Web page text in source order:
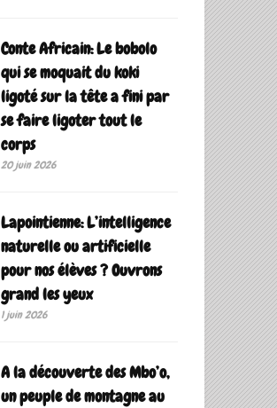
Conte Africain: Le bobolo
qui se moquait du koki
ligoté sur la tête a fini par
se faire ligoter tout le
corps
20 juin 2026
Lapointienne: L’intelligence
naturelle ou artificielle
pour nos élèves ? Ouvrons
grand les yeux
1 juin 2026
A la découverte des Mbo’o,
un peuple de montagne au